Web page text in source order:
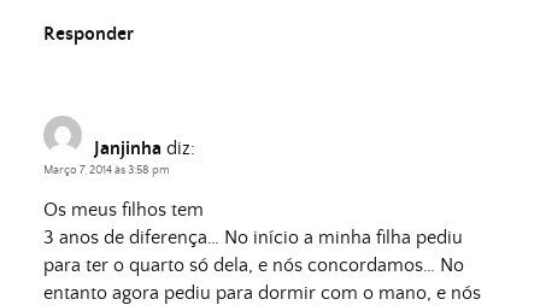
Responder
Janjinha diz:
Março 7, 2014 às 3:58 pm
Os meus filhos tem
3 anos de diferença… No início a minha filha pediu
para ter o quarto só dela, e nós concordamos… No
entanto agora pediu para dormir com o mano, e nós